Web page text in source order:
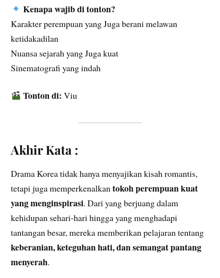
Kenapa wajib di tonton?
Karakter perempuan yang Juga berani melawan
ketidakadilan
Nuansa sejarah yang Juga kuat
Sinematografi yang indah
Tonton di: Viu
Akhir Kata :
Drama Korea tidak hanya menyajikan kisah romantis,
tetapi juga memperkenalkantokoh perempuan kuat
yang menginspirasi. Dari yang berjuang dalam
kehidupan sehari-hari hingga yang menghadapi
tantangan besar, mereka memberikan pelajaran tentang
keberanian, keteguhan hati, dan semangat pantang
menyerah.